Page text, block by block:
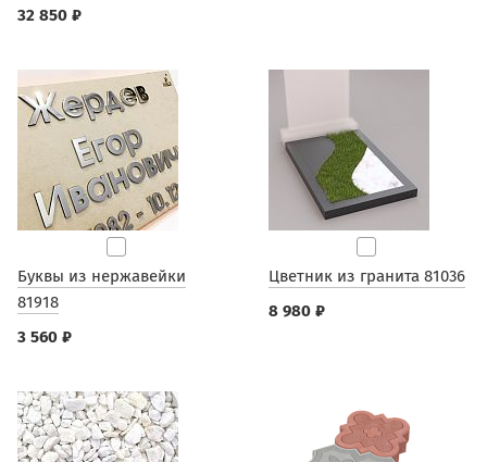
32 850 ₽
Буквы из нержавейки
81918
3 560 ₽
Цветник из гранита 81036
8 980 ₽